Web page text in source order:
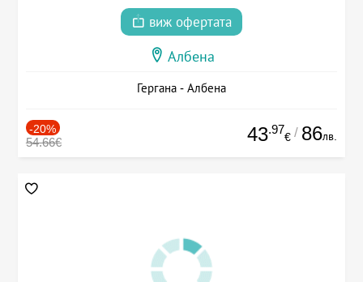
виж офертата
Албена
Гергана - Албена
-20%
54.66€ 43.97
€ / 86лв.